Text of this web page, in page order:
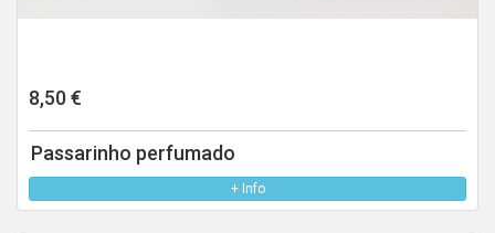
8,50 €
Passarinho perfumado
+ Info